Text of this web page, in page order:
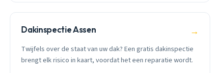
Dakinspectie Assen →
Twijfels over de staat van uw dak? Een gratis dakinspectie
brengt elk risico in kaart, voordat het een reparatie wordt.